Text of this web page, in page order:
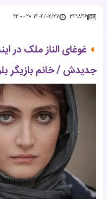
۲۴۹۸۴۶ ۱۴۰۴/۰۲/۲۷ ۲۲:۰۰:۲۸
غوغای الناز ملک در
جدیدش / خانم بازیگر